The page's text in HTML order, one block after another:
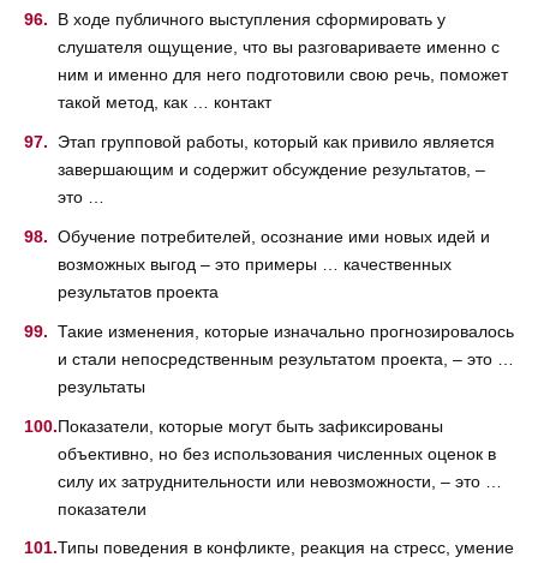
В ходе публичного выступления сформировать у
слушателя ощущение, что вы разговариваете именно с
ним и именно для него подготовили свою речь, поможет
такой метод, как … контакт
Этап групповой работы, который как привило является
завершающим и содержит обсуждение результатов, –
это …
Обучение потребителей, осознание ими новых идей и
возможных выгод – это примеры … качественных
результатов проекта
Такие изменения, которые изначально прогнозировалось
и стали непосредственным результатом проекта, – это …
результаты
Показатели, которые могут быть зафиксированы
объективно, но без использования численных оценок в
силу их затруднительности или невозможности, – это …
показатели
Типы поведения в конфликте, реакция на стресс, умение